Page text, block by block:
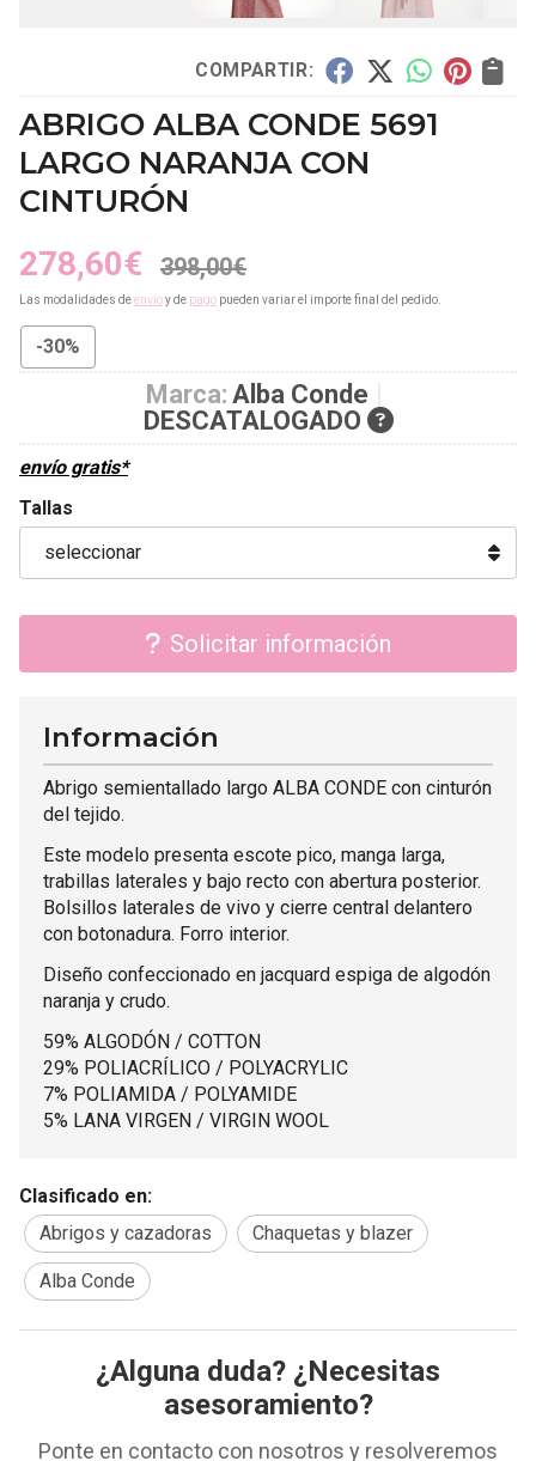
COMPARTIR:
ABRIGO ALBA CONDE 5691
LARGO NARANJA CON
CINTURÓN
278,60€ 398,00€
Las modalidades deenvíoy de pago pueden variar el importe final del pedido.
-30%
Marca: Alba Conde
DESCATALOGADO
envío gratis*
Tallas
Solicitar información
Información
Abrigo semientallado largo ALBA CONDE con cinturón
del tejido.
Este modelo presenta escote pico, manga larga,
trabillas laterales y bajo recto con abertura posterior.
Bolsillos laterales de vivo y cierre central delantero
con botonadura. Forro interior.
Diseño confeccionado en jacquard espiga de algodón
naranja y crudo.
59% ALGODÓN / COTTON
29% POLIACRÍLICO / POLYACRYLIC
7% POLIAMIDA / POLYAMIDE
5% LANA VIRGEN / VIRGIN WOOL
Clasificado en:
Abrigos y cazadoras
Chaquetas y blazer
Alba Conde
¿Alguna duda? ¿Necesitas
asesoramiento?
Ponte en contacto con nosotros y resolveremos